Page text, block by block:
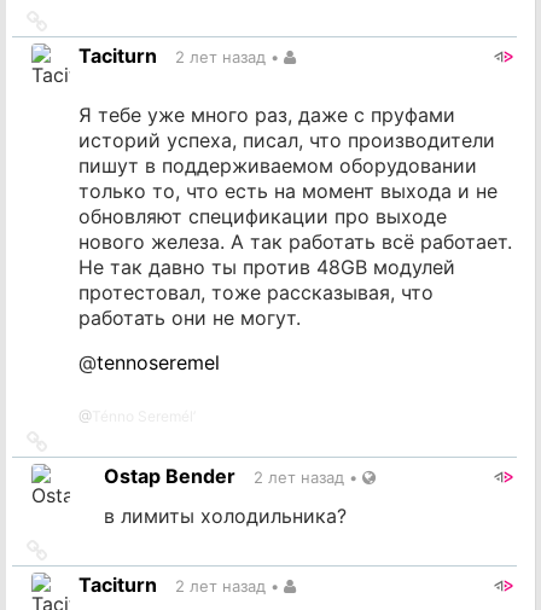
на
источник
Taciturn 2 лет назад •
Я тебе уже много раз, даже с пруфами
историй успеха, писал, что производители
пишут в поддерживаемом оборудовании
только то, что есть на момент выхода и не
обновляют спецификации про выходе
нового железа. А так работать всё работает.
Не так давно ты против 48GB модулей
протестовал, тоже рассказывая, что
работать они не могут.
@tennoseremel
@
на
источникOstap Bender 2 лет назад •
в лимиты холодильника?
на
источник
Taciturn 2 лет назад •